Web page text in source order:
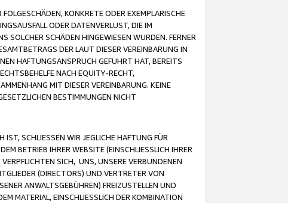
KONKRETE ODER EXEMPLARISCHE
ODER DATENVERLUST, DIE IM
SOLCHER SCHÄDEN HINGEWIESEN WURDEN. FERNER
DER LAUT DIESER VEREINBARUNG IN
HAFTUNGSANSPRUCH GEFÜHRT HAT, BEREITS
NACH EQUITY-RECHT,
MIT DIESER VEREINBARUNG. KEINE
BESTIMMUNGEN NICHT
SCHLIESSEN WIR JEGLICHE HAFTUNG FÜR
BETRIEB IHRER WEBSITE (EINSCHLIESSLICH IHRER
SICH, UNS, UNSERE VERBUNDENEN
(DIRECTORS) UND VERTRETER VON
ANWALTSGEBÜHREN) FREIZUSTELLEN UND
MATERIAL, EINSCHLIESSLICH DER KOMBINATION